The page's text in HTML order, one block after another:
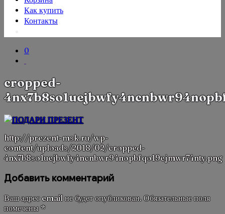
Как купить
Контакты
0
cropped-
http://prezent-msk.ru/wp-
content/uploads/2018/02/cropped-
4nx7b8so1uejbwfy4ncnbwr94nopbfqo19ejmwr74nty.png
Добавить комментарий
Ваш адрес email не будет опубликован. Обязательные поля
помечены*